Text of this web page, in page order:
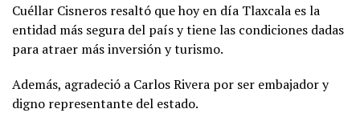
Cuéllar Cisneros resaltó que hoy en día Tlaxcala es la
entidad más segura del país y tiene las condiciones dadas
para atraer más inversión y turismo.
Además, agradeció a Carlos Rivera por ser embajador y
digno representante del estado.